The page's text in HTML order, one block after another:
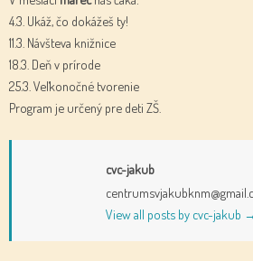
4.3. Ukáž, čo dokážeš ty!
11.3. Návšteva knižnice
18.3. Deň v prírode
25.3. Veľkonočné tvorenie
Program je určený pre deti ZŠ.
cvc-jakub
View all posts by cvc-jakub →